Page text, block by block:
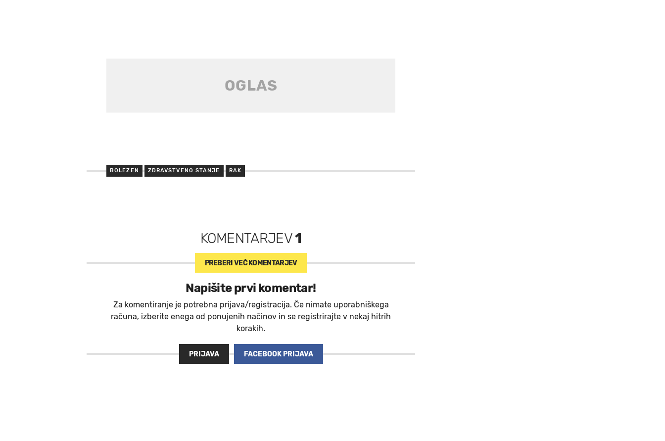
BOLEZEN ZDRAVSTVENO STANJE RAK
KOMENTARJEV1
PREBERI VEČ KOMENTARJEV
Napišite prvi komentar!
Za komentiranje je potrebna prijava/registracija. Če nimate uporabniškega
računa, izberite enega od ponujenih načinov in se registrirajte v nekaj hitrih
korakih.
PRIJAVA FACEBOOK PRIJAVA